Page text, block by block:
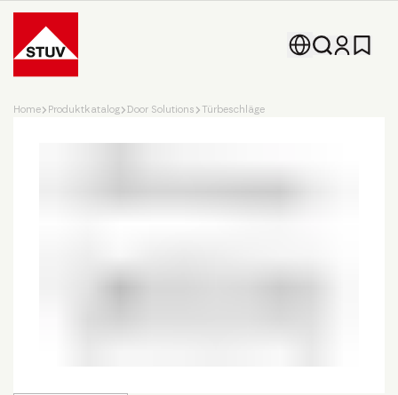
Go To the Homepage
Home Produktkatalog Door Solutions Türbeschläge